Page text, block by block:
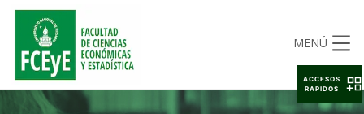
MENÚ
ACCESOS
RAPIDOS